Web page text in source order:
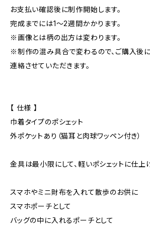
お支払い確認後に制作開始します。
完成までには1〜2週間かかります。
※画像とは柄の出方は変わります。
※制作の混み具合で変わるので、ご購入後
連絡させていただきます。
【 仕様 】
巾着タイプのポシェット
外ポケットあり（猫耳と肉球ワッペン付き）
金具は最小限にして、軽いポシェットに仕上
スマホやミニ財布を入れて散歩のお供に
スマホポーチとして
バッグの中に入れるポーチとして